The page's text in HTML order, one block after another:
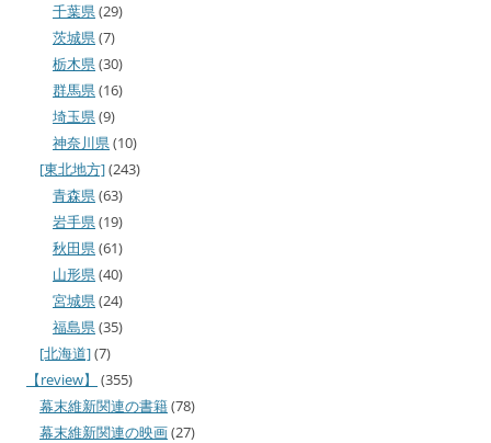
千葉県(29)
茨城県(7)
栃木県(30)
群馬県(16)
埼玉県(9)
神奈川県(10)
[東北地方](243)
青森県(63)
岩手県(19)
秋田県(61)
山形県(40)
宮城県(24)
福島県(35)
[北海道](7)
【review】
(355)
幕末維新関連の書籍(78)
幕末維新関連の映画(27)